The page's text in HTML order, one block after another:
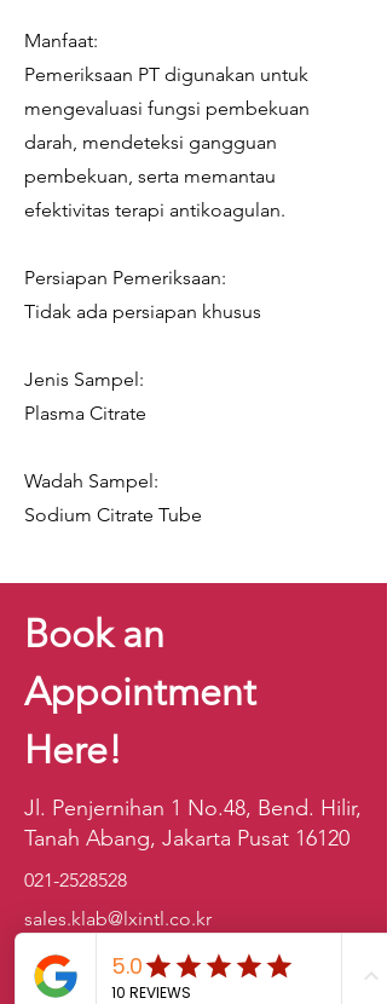
Manfaat:
Pemeriksaan PT digunakan untuk
mengevaluasi fungsi pembekuan
darah, mendeteksi gangguan
pembekuan, serta memantau
efektivitas terapi antikoagulan.
Persiapan Pemeriksaan:
Tidak ada persiapan khusus
Jenis Sampel:
Plasma Citrate
Wadah Sampel:
Sodium Citrate Tube
Book an
Appointment
Here!
Jl. Penjernihan 1 No.48, Bend. Hilir,
Tanah Abang, Jakarta Pusat 16120
021-2528528
sales.klab@lxintl.co.kr